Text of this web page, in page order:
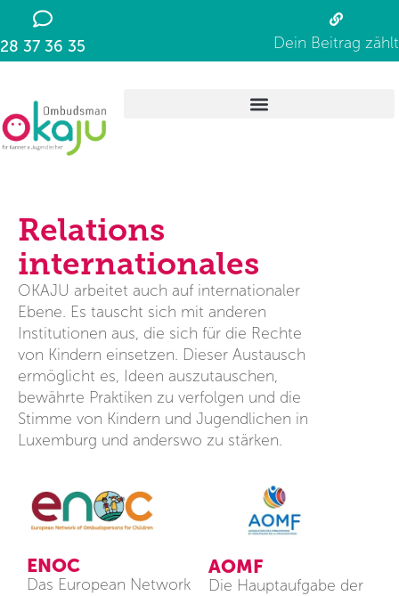
28 37 36 35 Dein Beitrag zählt
Relations
internationales
OKAJU arbeitet auch auf internationaler
Ebene. Es tauscht sich mit anderen
Institutionen aus, die sich für die Rechte
von Kindern einsetzen. Dieser Austausch
ermöglicht es, Ideen auszutauschen,
bewährte Praktiken zu verfolgen und die
Stimme von Kindern und Jugendlichen in
Luxemburg und anderswo zu stärken.
ENOC
Das European Network
AOMF
Die Hauptaufgabe der